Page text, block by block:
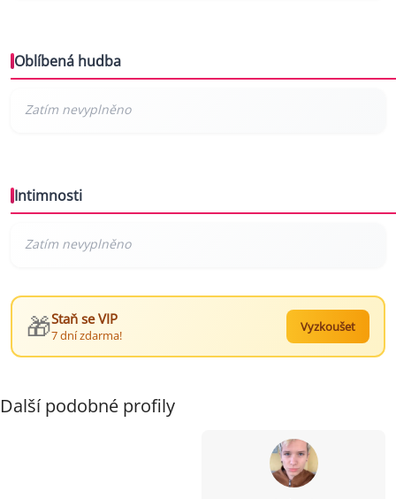
Oblíbená hudba
Intimnosti
🎁Staň se VIP
7 dní zdarma!
Vyzkoušet
Další podobné profily